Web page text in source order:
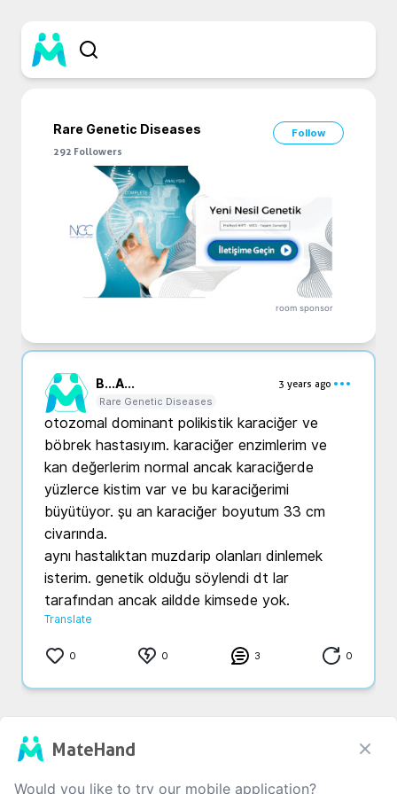
Rare Genetic Diseases
Follow
292 Followers
room sponsor
B...A...
3 years ago
Rare Genetic Diseases
otozomal dominant polikistik karaciğer ve
böbrek hastasıyım. karaciğer enzimlerim ve
kan değerlerim normal ancak karaciğerde
yüzlerce kistim var ve bu karaciğerimi
büyütüyor. şu an karaciğer boyutum 33 cm
civarında.
aynı hastalıktan muzdarip olanları dinlemek
isterim. genetik olduğu söylendi dt lar
tarafından ancak aildde kimsede yok.
Translate
0 0 3 0
MateHand
Would you like to try our mobile application?